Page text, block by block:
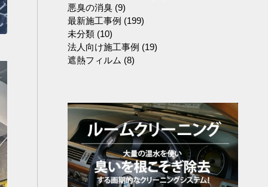
悪臭の消臭 (9)
最新施工事例 (199)
未分類 (10)
法人向け施工事例 (19)
遮熱フィルム (8)